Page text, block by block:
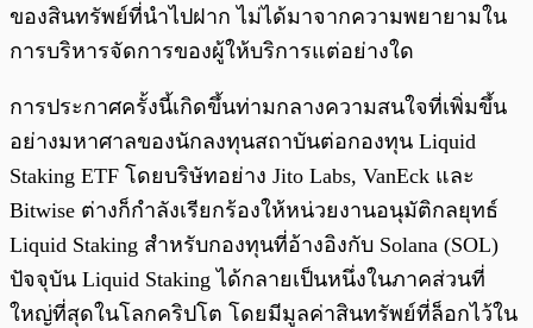
ของสินทรัพย์ที่นำไปฝาก ไม่ได้มาจากความพยายามใน
การบริหารจัดการของผู้ให้บริการแต่อย่างใด
การประกาศครั้งนี้เกิดขึ้นท่ามกลางความสนใจที่เพิ่มขึ้น
อย่างมหาศาลของนักลงทุนสถาบันต่อกองทุน Liquid
Staking ETF โดยบริษัทอย่าง Jito Labs, VanEck และ
Bitwise ต่างก็กำลังเรียกร้องให้หน่วยงานอนุมัติกลยุทธ์
Liquid Staking สำหรับกองทุนที่อ้างอิงกับ Solana (SOL)
ปัจจุบัน Liquid Staking ได้กลายเป็นหนึ่งในภาคส่วนที่
ใหญ่ที่สุดในโลกคริปโต โดยมีมูลค่าสินทรัพย์ที่ล็อกไว้ใน